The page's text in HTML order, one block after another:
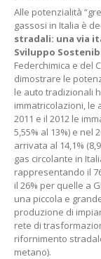
Alle potenzialità
gassosi in Italia è
stradali: una via
Sviluppo
Federchimica e del
dimostrare le
le auto tradizionali
immatricolazioni, le
2011 e il 2012 le
5,55% al 13%) e nel
arrivata al 14,1%
gas circolante in
rappresentando il
il 26% per quelle a
una piccola e
produzione di
rete di
rifornimento
metano).